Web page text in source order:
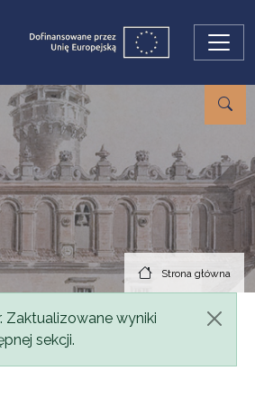
Strona główna
Zaktualizowane wyniki
sekcji.